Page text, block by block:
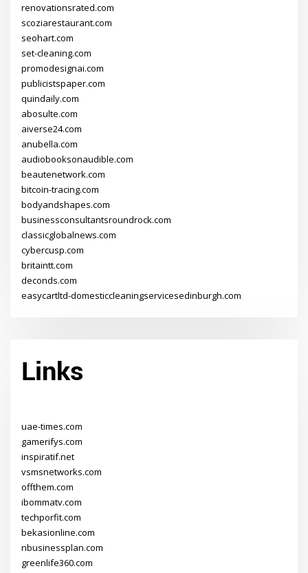
renovationsrated.com
scoziarestaurant.com
seohart.com
set-cleaning.com
promodesignai.com
publicistspaper.com
quindaily.com
abosulte.com
aiverse24.com
anubella.com
audiobooksonaudible.com
beautenetwork.com
bitcoin-tracing.com
bodyandshapes.com
businessconsultantsroundrock.com
classicglobalnews.com
cybercusp.com
britaintt.com
deconds.com
easycartltd-domesticcleaningservicesedinburgh.com
Links
uae-times.com
gamerifys.com
inspiratif.net
vsmsnetworks.com
offthem.com
ibommatv.com
techporfit.com
bekasionline.com
nbusinessplan.com
greenlife360.com